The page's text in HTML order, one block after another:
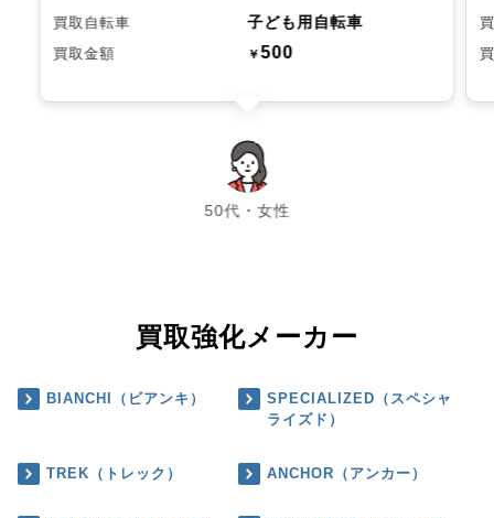
買取自転車 子ども用自転車
買取金額 ￥500
50代・女性
chevron_left chevron_right
買取強化メーカー
BIANCHI（ビアンキ）
SPECIALIZED（スペシャ
ライズド）
TREK（トレック） ANCHOR（アンカー）